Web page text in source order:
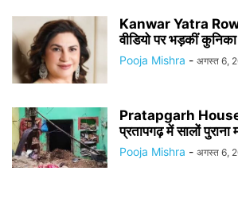
Kanwar Yatra Row:
वीडियो पर भड़कीं
Pooja Mishra - अगस्त 6,
Pratapgarh
प्रतापगढ़ में सालों
Pooja Mishra - अगस्त 6,